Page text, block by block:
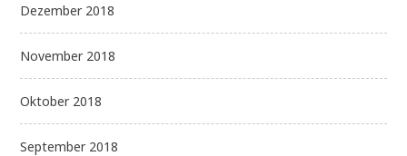
Dezember 2018
November 2018
Oktober 2018
September 2018